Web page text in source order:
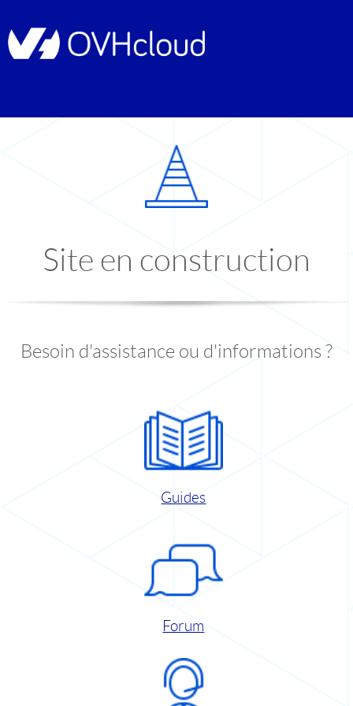
Site en construction
Besoin d'assistance ou d'informations ?
Guides
Forum